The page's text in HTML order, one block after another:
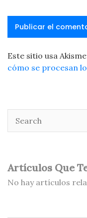
Este sitio usa
cómo se procesan
Artículos Que
No hay artículos